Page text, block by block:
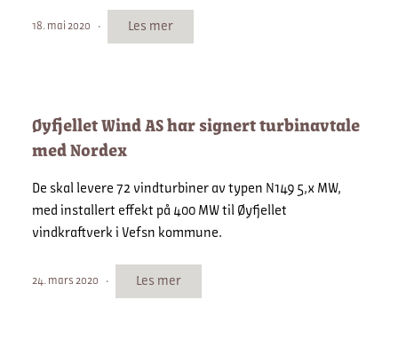
18. mai 2020 Les mer
Øyfjellet Wind AS har signert turbinavtale
med Nordex
De skal levere 72 vindturbiner av typen N149 5,x MW,
med installert effekt på 400 MW til Øyfjellet
vindkraftverk i Vefsn kommune.
24. mars 2020 Les mer